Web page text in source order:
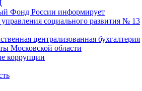
Фонд России информирует
социального развития № 13
централизованная бухгалтерия
Московской области
коррупции